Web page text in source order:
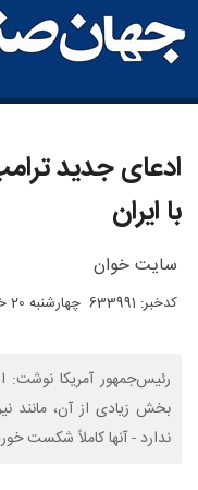
ادعای جدید
با ایران
سایت خوان
کدخبر: 633991 چهارشنبه 20 خرداد 1405
رئیس‌جمهور آمریکا نوشت:
بخش زیادی از آن، مانند
ندارد - آنها کاملاً شکست